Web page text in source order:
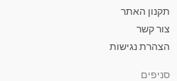
תקנון האתר
צור קשר
הצהרת נגישות
סניפים